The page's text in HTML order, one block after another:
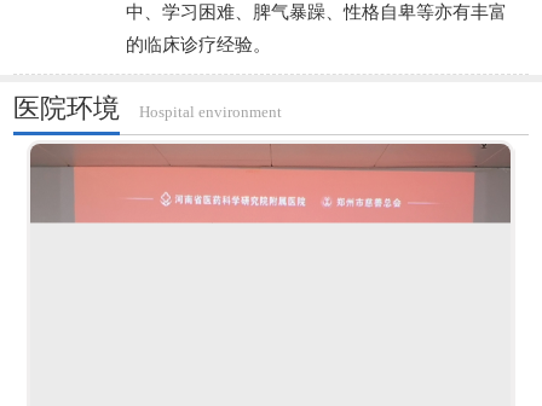
中、学习困难、脾气暴躁、性格自卑等亦有丰富
的临床诊疗经验。
医院环境 Hospital environment